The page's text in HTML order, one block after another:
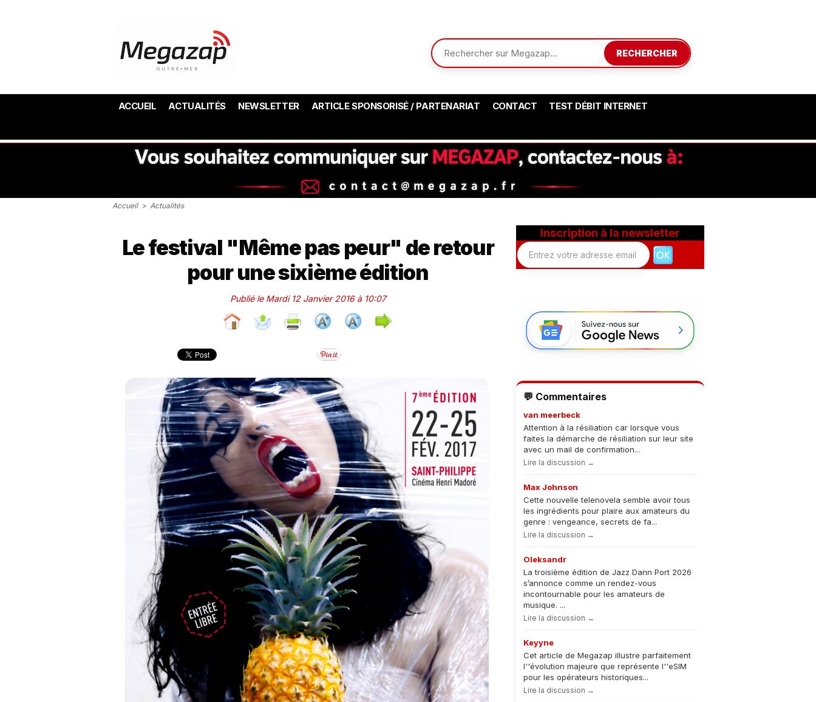
RECHERCHER
ACCUEIL ACTUALITÉS NEWSLETTER ARTICLE SPONSORISÉ / PARTENARIAT CONTACT TEST DÉBIT INTERNET
Accueil > Actualités
Le festival "Même pas peur" de retour
pour une sixième édition
Publié le Mardi 12 Janvier 2016 à 10:07
Inscription à la newsletter
💬 Commentaires
van meerbeck
Attention à la résiliation car lorsque vous
faites la démarche de résiliation sur leur site
avec un mail de confirmation...
Lire la discussion →
Max Johnson
Cette nouvelle telenovela semble avoir tous
les ingrédients pour plaire aux amateurs du
genre : vengeance, secrets de fa...
Lire la discussion →
Oleksandr
La troisième édition de Jazz Dann Port 2026
s’annonce comme un rendez-vous
incontournable pour les amateurs de
musique. ...
Lire la discussion →
Keyyne
Cet article de Megazap illustre parfaitement
l''évolution majeure que représente l''eSIM
pour les opérateurs historiques...
Lire la discussion →